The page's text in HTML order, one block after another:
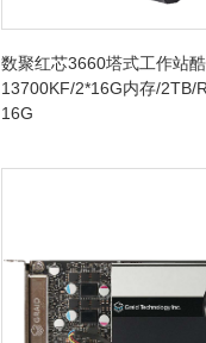
数聚红芯3660塔式工作站
13700KF/2*16G内存/2TB/
16G